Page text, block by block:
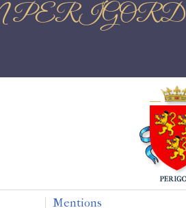
EN PERIGORD
Mentions